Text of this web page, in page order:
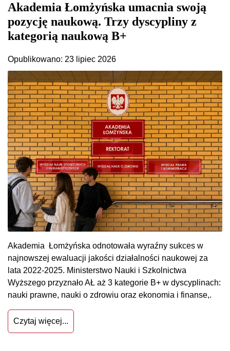
Akademia Łomżyńska umacnia swoją
pozycję naukową. Trzy dyscypliny z
kategorią naukową B+
Opublikowano: 23 lipiec 2026
Akademia Łomżyńska odnotowała wyraźny sukces w
najnowszej ewaluacji jakości działalności naukowej za
lata 2022-2025. Ministerstwo Nauki i Szkolnictwa
Wyższego przyznało AŁ aż 3 kategorie B+ w dyscyplinach:
nauki prawne, nauki o zdrowiu oraz ekonomia i finanse,.
Czytaj więcej...